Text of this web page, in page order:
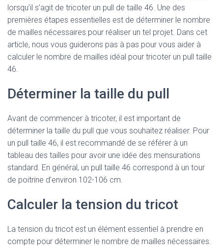
lorsqu’il s’agit de tricoter un pull de taille 46. Une des
premières étapes essentielles est de déterminer le nombre
de mailles nécessaires pour réaliser un tel projet. Dans cet
article, nous vous guiderons pas à pas pour vous aider à
calculer le nombre de mailles idéal pour tricoter un pull taille
46.
Déterminer la taille du pull
Avant de commencer à tricoter, il est important de
déterminer la taille du pull que vous souhaitez réaliser. Pour
un pull taille 46, il est recommandé de se référer à un
tableau des tailles pour avoir une idée des mensurations
standard. En général, un pull taille 46 correspond à un tour
de poitrine d’environ 102-106 cm.
Calculer la tension du tricot
La tension du tricot est un élément essentiel à prendre en
compte pour déterminer le nombre de mailles nécessaires.